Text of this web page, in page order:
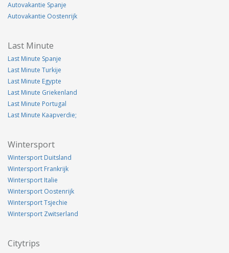
Autovakantie Spanje
Autovakantie Oostenrijk
Last Minute
Last Minute Spanje
Last Minute Turkije
Last Minute Egypte
Last Minute Griekenland
Last Minute Portugal
Last Minute Kaapverdie;
Wintersport
Wintersport Duitsland
Wintersport Frankrijk
Wintersport Italie
Wintersport Oostenrijk
Wintersport Tsjechie
Wintersport Zwitserland
Citytrips